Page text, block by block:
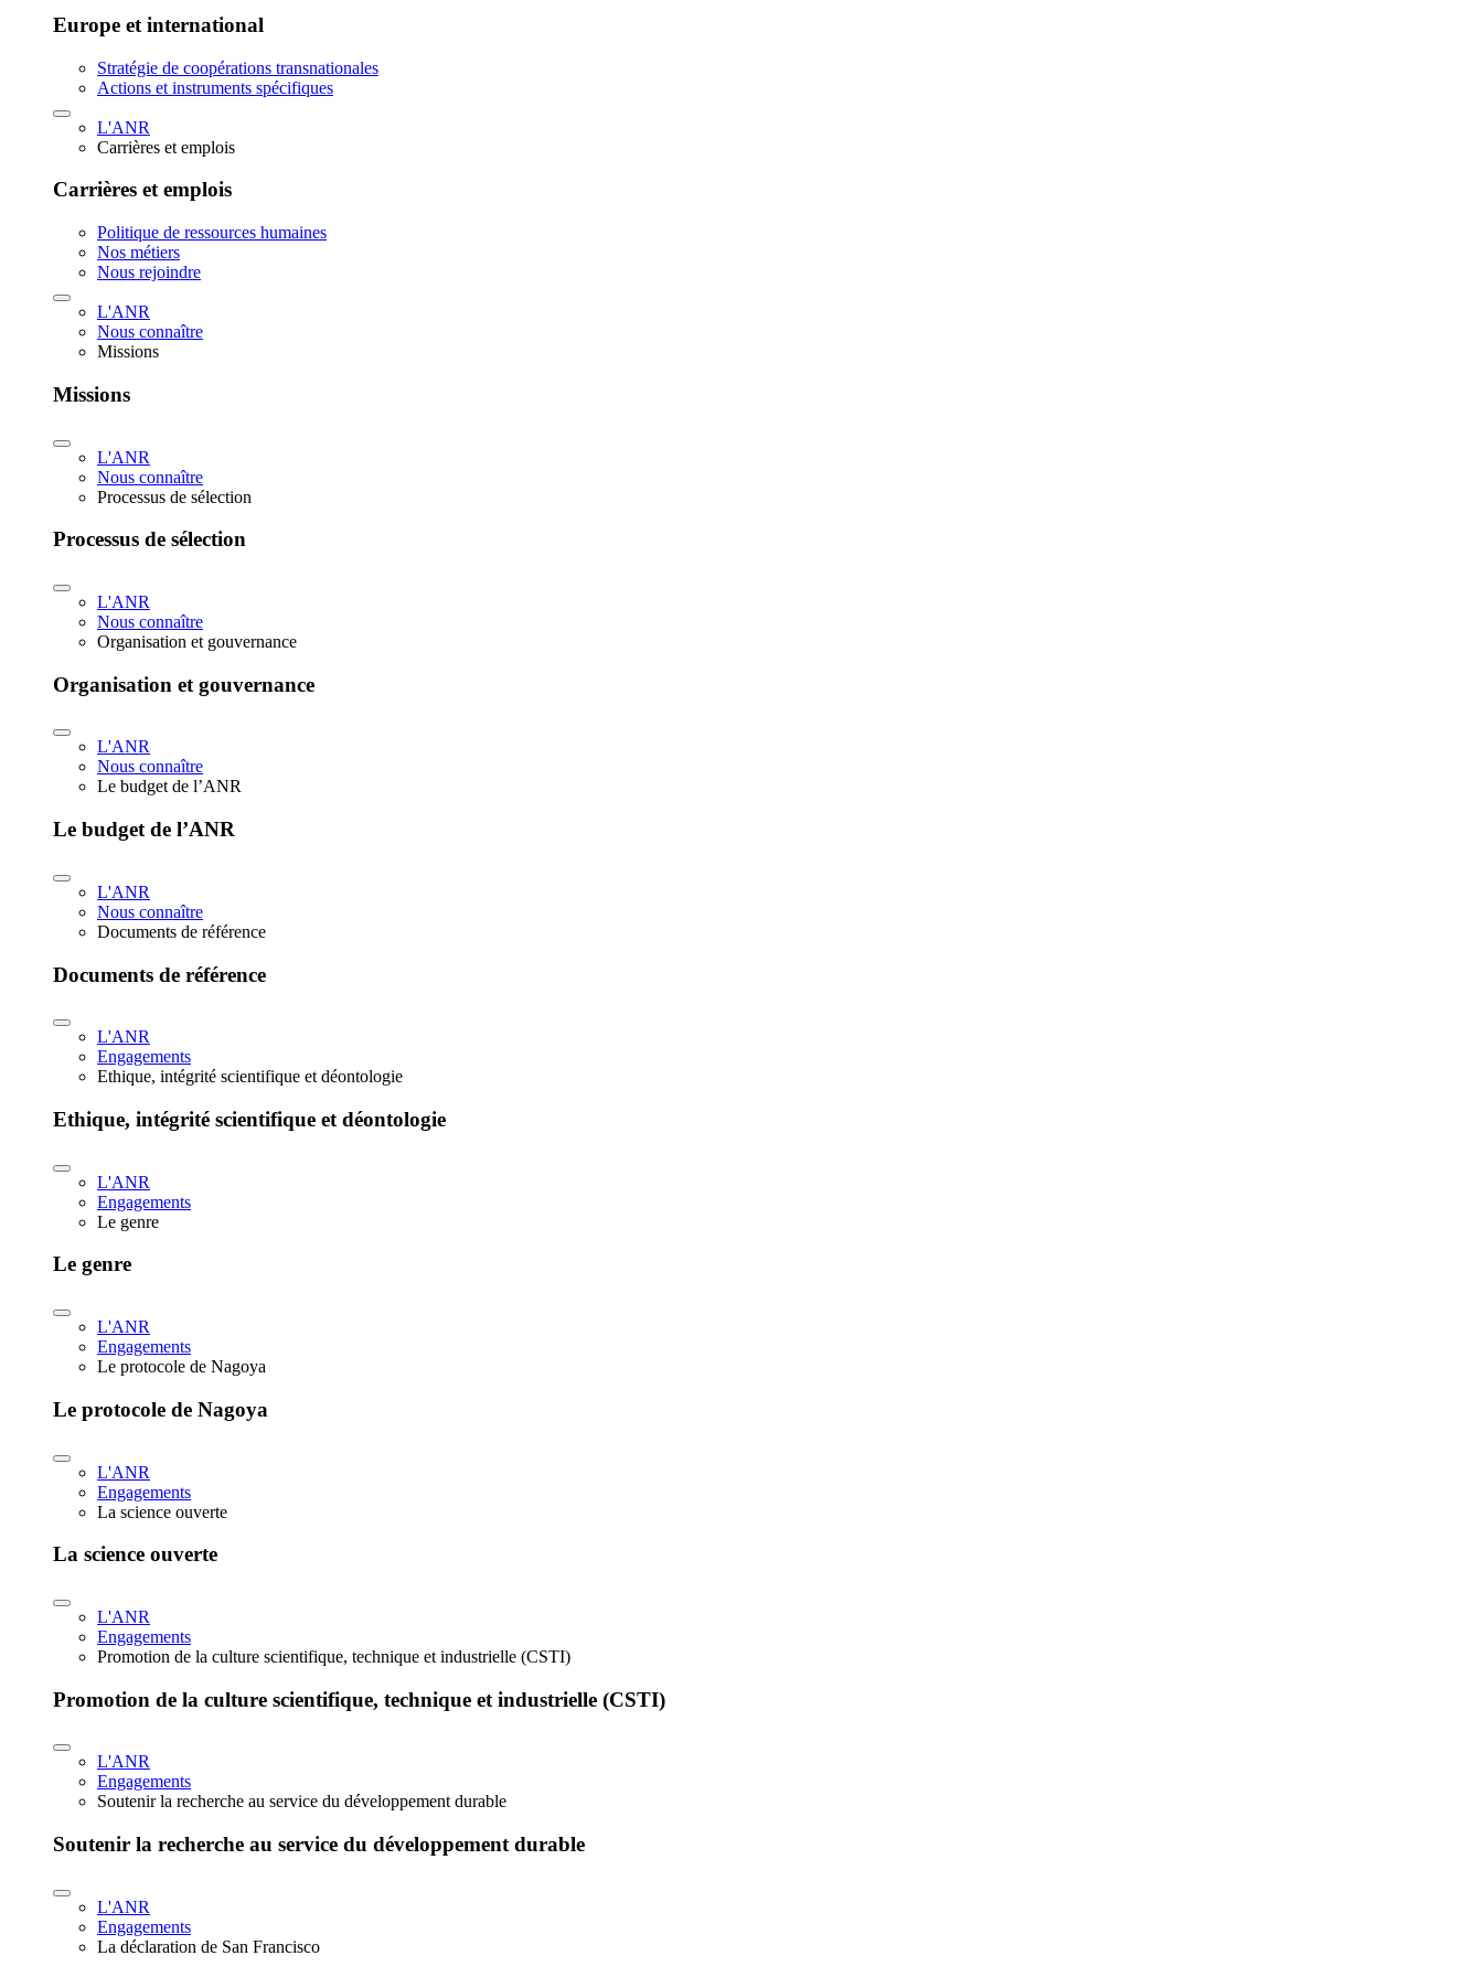
Europe et international
Stratégie de coopérations transnationales
Actions et instruments spécifiques
L'ANR
Carrières et emplois
Carrières et emplois
Politique de ressources humaines
Nos métiers
Nous rejoindre
L'ANR
Nous connaître
Missions
Missions
L'ANR
Nous connaître
Processus de sélection
Processus de sélection
L'ANR
Nous connaître
Organisation et gouvernance
Organisation et gouvernance
L'ANR
Nous connaître
Le budget de l’ANR
Le budget de l’ANR
L'ANR
Nous connaître
Documents de référence
Documents de référence
L'ANR
Engagements
Ethique, intégrité scientifique et déontologie
Ethique, intégrité scientifique et déontologie
L'ANR
Engagements
Le genre
Le genre
L'ANR
Engagements
Le protocole de Nagoya
Le protocole de Nagoya
L'ANR
Engagements
La science ouverte
La science ouverte
L'ANR
Engagements
Promotion de la culture scientifique, technique et industrielle (CSTI)
Promotion de la culture scientifique, technique et industrielle (CSTI)
L'ANR
Engagements
Soutenir la recherche au service du développement durable
Soutenir la recherche au service du développement durable
L'ANR
Engagements
La déclaration de San Francisco